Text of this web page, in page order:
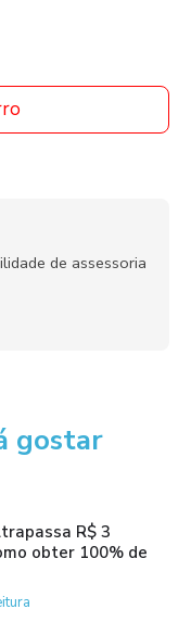
de assessoria
gostar
R$ 3
obter 100% de